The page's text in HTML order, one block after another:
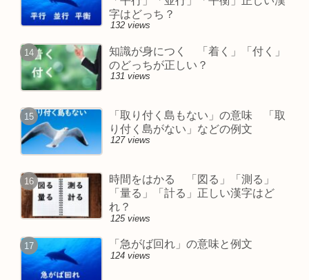
字はどっち？
132 views
知識が身につく 「着く」「付く」
のどっちが正しい？
131 views
「取り付く島もない」の意味 「取
り付く島がない」などの例文
127 views
時間をはかる 「図る」「測る」
「量る」「計る」正しい漢字はど
れ？
125 views
「急がば回れ」の意味と例文
124 views